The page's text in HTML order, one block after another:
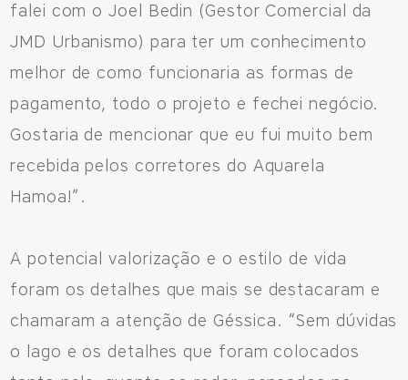
falei com o Joel Bedin (Gestor Comercial da
JMD Urbanismo) para ter um conhecimento
melhor de como funcionaria as formas de
pagamento, todo o projeto e fechei negócio.
Gostaria de mencionar que eu fui muito bem
recebida pelos corretores do Aquarela
Hamoa!”.
A potencial valorização e o estilo de vida
foram os detalhes que mais se destacaram e
chamaram a atenção de Géssica. “Sem dúvidas
o lago e os detalhes que foram colocados